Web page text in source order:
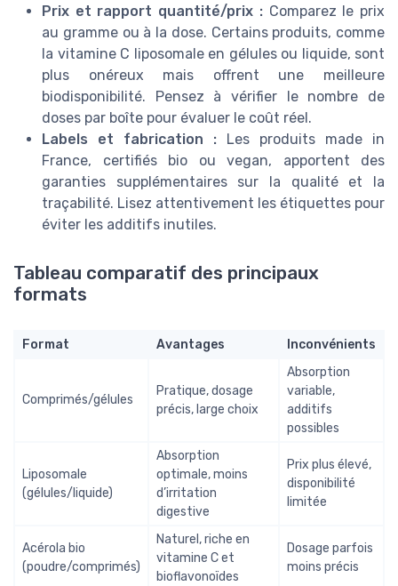
Prix et rapport quantité/prix :Comparez le prix
au gramme ou à la dose. Certains produits, comme
la vitamine C liposomale en gélules ou liquide, sont
plus onéreux mais offrent une meilleure
biodisponibilité. Pensez à vérifier le nombre de
doses par boîte pour évaluer le coût réel.
Labels et fabrication : Les produits made in
France, certifiés bio ou vegan, apportent des
garanties supplémentaires sur la qualité et la
traçabilité. Lisez attentivement les étiquettes pour
éviter les additifs inutiles.
Tableau comparatif des principaux
formats
Format Avantages Inconvénients
Comprimés/gélules
Pratique, dosage
précis, large choix
Absorption
variable,
additifs
possibles
Liposomale
(gélules/liquide)
Absorption
optimale, moins
d’irritation
digestive
Prix plus élevé,
disponibilité
limitée
Acérola bio
(poudre/comprimés)
Naturel, riche en
vitamine C et
bioflavonoïdes
Dosage parfois
moins précis